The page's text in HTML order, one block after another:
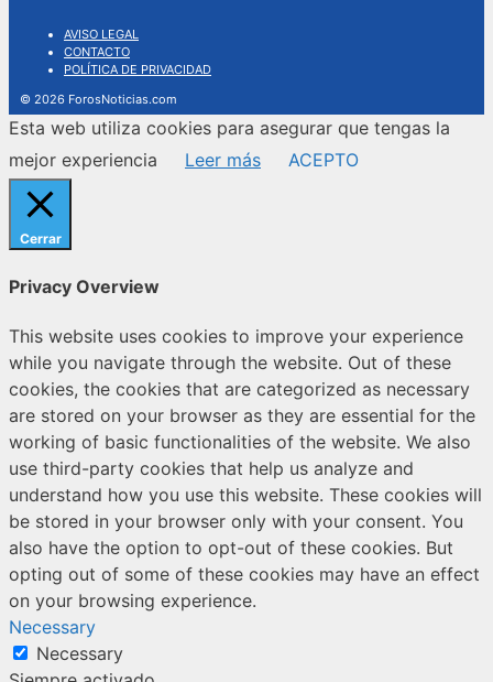
AVISO LEGAL
CONTACTO
POLÍTICA DE PRIVACIDAD
© 2026 ForosNoticias.com
Esta web utiliza cookies para asegurar que tengas la
mejor experiencia
Leer más ACEPTO
Cerrar
Privacy Overview
This website uses cookies to improve your experience
while you navigate through the website. Out of these
cookies, the cookies that are categorized as necessary
are stored on your browser as they are essential for the
working of basic functionalities of the website. We also
use third-party cookies that help us analyze and
understand how you use this website. These cookies will
be stored in your browser only with your consent. You
also have the option to opt-out of these cookies. But
opting out of some of these cookies may have an effect
on your browsing experience.
Necessary
Necessary